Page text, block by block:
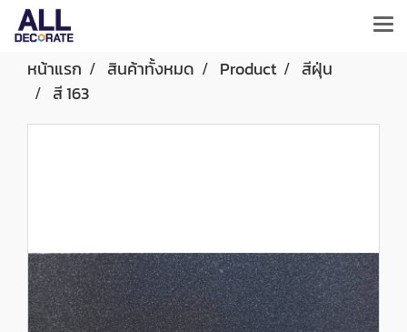
หน้าแรก สินค้าทั้งหมด Product
สีฝุ่น
สี 163